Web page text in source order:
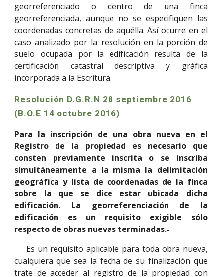
georreferenciado o dentro de una finca
georreferenciada, aunque no se especifiquen las
coordenadas concretas de aquélla. Así ocurre en el
caso analizado por la resolución en la porción de
suelo ocupada por la edificación resulta de la
certificación catastral descriptiva y gráfica
incorporada a la Escritura.
Resolución D.G.R.N 28 septiembre 2016
(B.O.E 14 octubre 2016)
Para la inscripción de una obra nueva en el
Registro de la propiedad es necesario que
consten previamente inscrita o se inscriba
simultáneamente a la misma la delimitación
geográfica y lista de coordenadas de la finca
sobre la que se dice estar ubicada dicha
edificación. La georreferenciación de la
edificación es un requisito exigible sólo
respecto de obras nuevas terminadas.-
Es un requisito aplicable para toda obra nueva,
cualquiera que sea la fecha de su finalización que
trate de acceder al registro de la propiedad con